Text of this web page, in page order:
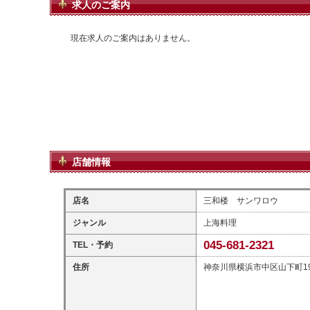
求人のご案内
現在求人のご案内はありません。
店舗情報
店名 三和楼 サンワロウ
ジャンル 上海料理
TEL・予約 045-681-2321
住所 神奈川県横浜市中区山下町